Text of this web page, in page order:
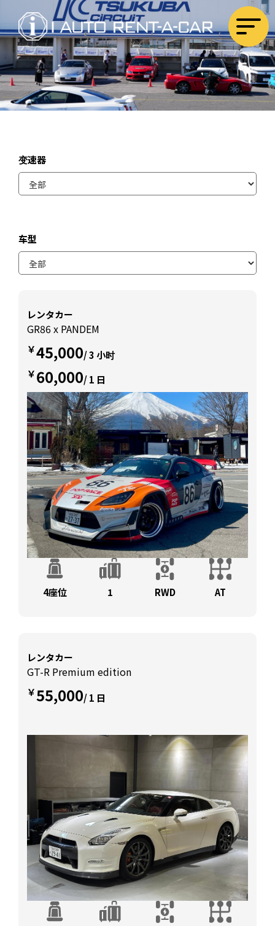
变速器
车型
レンタカー
GR86 x PANDEM
￥45,000/ 3 小时
￥60,000/ 1 日
4座位 1 RWD AT
レンタカー
GT-R Premium edition
￥55,000/ 1 日